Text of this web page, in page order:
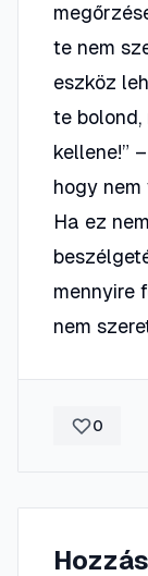
te nem
eszköz
te bolond,
kellene!”
hogy
Ha ez
mennyire
nem
0